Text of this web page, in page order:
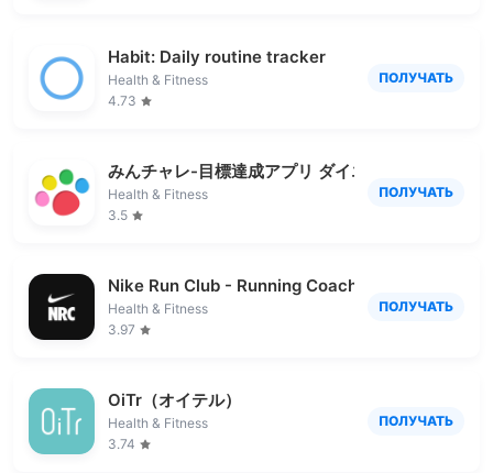
Habit: Daily routine tracker
Health & Fitness
4.73
ПОЛУЧАТЬ
みんチャレ-目標達成アプリ ダイエットも禁煙も継
Health & Fitness
3.5
ПОЛУЧАТЬ
Nike Run Club - Running Coach
Health & Fitness
3.97
ПОЛУЧАТЬ
OiTr（オイテル）
Health & Fitness
3.74
ПОЛУЧАТЬ